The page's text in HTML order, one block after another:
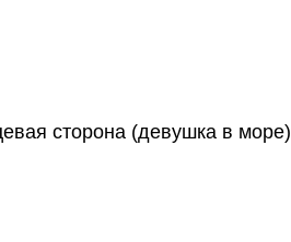
сторона (девушка в море)